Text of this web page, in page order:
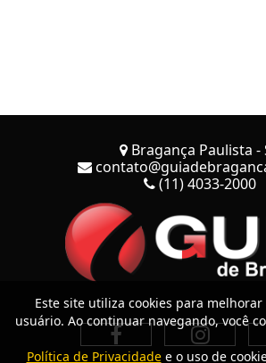
Bragança Paulista -
(11) 4033-2000
Este site utiliza cookies para
usuário. Ao continuar navegando, você
Política de Privacidadee o uso de